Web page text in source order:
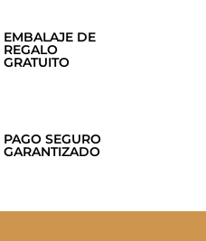
EMBALAJE DE
REGALO
GRATUITO
PAGO SEGURO
GARANTIZADO